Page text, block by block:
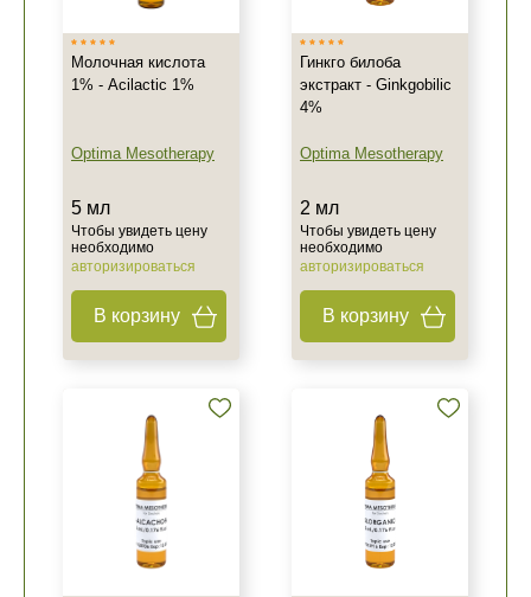
Молочная кислота
1% - Acilactic 1%
Optima Mesotherapy
5 мл
Чтобы увидеть цену
необходимо
авторизироваться
В корзину
Гинкго билоба
экстракт - Ginkgobilic
4%
Optima Mesotherapy
2 мл
Чтобы увидеть цену
необходимо
авторизироваться
В корзину
Не показывать предложение о консультации
+7 (495) 640-58-89
+7 (929) 933-09-89